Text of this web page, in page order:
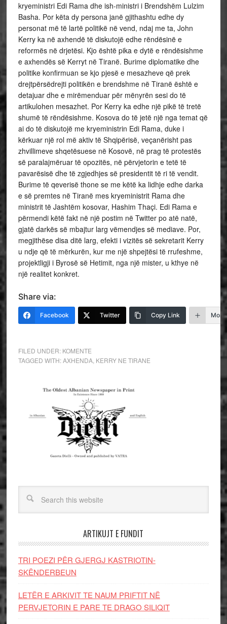
kryeministri Edi Rama dhe ish-ministri i Brendshëm Lulzim
Basha. Por këta dy persona janë gjithashtu edhe dy
personat më të lartë politikë në vend, ndaj me ta, John
Kerry ka në axhendë të diskutojë edhe rëndësinë e
reformës në drjetësi. Kjo është pika e dytë e rëndësishme
e axhendës së Kerryt në Tiranë. Burime diplomatike dhe
politike konfirmuan se kjo pjesë e mesazheve që prek
drejtpërsëdrejti politikën e brendshme në Tiranë është e
detajuar dhe e mirëmenduar për mënyrën sesi do të
artikulohen mesazhet. Por Kerry ka edhe një pikë të tretë
shumë të rëndësishme. Kosova do të jetë një nga temat që
ai do të diskutojë me kryeministrin Edi Rama, duke i
kërkuar një rol më aktiv të Shqipërisë, veçanërisht pas
zhvillimeve shqetësuese në Kosovë, në prag të protestës
së paralajmëruar të opozitës, në përvjetorin e tetë të
pavarësisë dhe të zgjedhjes së presidentit të ri të vendit.
Burime të qeverisë thone se me këtë ka lidhje edhe darka
e së premtes në Tiranë mes kryeministrit Rama dhe
ministrit të Jashtëm kosovar, Hashim Thaçi. Edi Rama e
përmendi këtë fakt në një postim në Twitter po atë natë,
gjatë darkës së mbajtur larg vëmendjes së mediave. Por,
megjithëse disa ditë larg, efekti i vizitës së sekretarit Kerry
u ndje që të mërkurën, kur me një shpejtësi të rrufeshme,
projektligji i Byrosë së Hetimit, nga një mister, u kthye në
një realitet konkret.
Share via:
Facebook Twitter Copy Link More
FILED UNDER: KOMENTE
TAGGED WITH:AXHENDA, KERRY NE TIRANE
ARTIKUJT E FUNDIT
TRI POEZI PËR GJERGJ KASTRIOTIN-
SKËNDERBEUN
LETËR E ARKIVIT TE NAUM PRIFTIT NË
PERVJETORIN E PARE TE DRAGO SILIQIT